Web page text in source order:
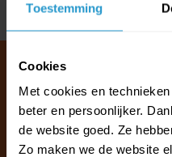
Toestemming
Cookies
Met cookies en
beter en persoonlijker.
de website goed. Ze
Zo maken we de website
Delen
Wij staan